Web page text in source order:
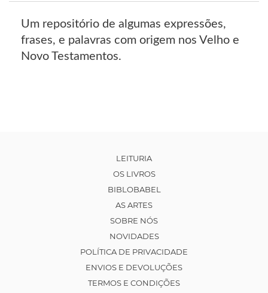
Um repositório de algumas expressões,
frases, e palavras com origem nos Velho e
Novo Testamentos.
LEITURIA
OS LIVROS
BIBLOBABEL
AS ARTES
SOBRE NÓS
NOVIDADES
POLÍTICA DE PRIVACIDADE
ENVIOS E DEVOLUÇÕES
TERMOS E CONDIÇÕES